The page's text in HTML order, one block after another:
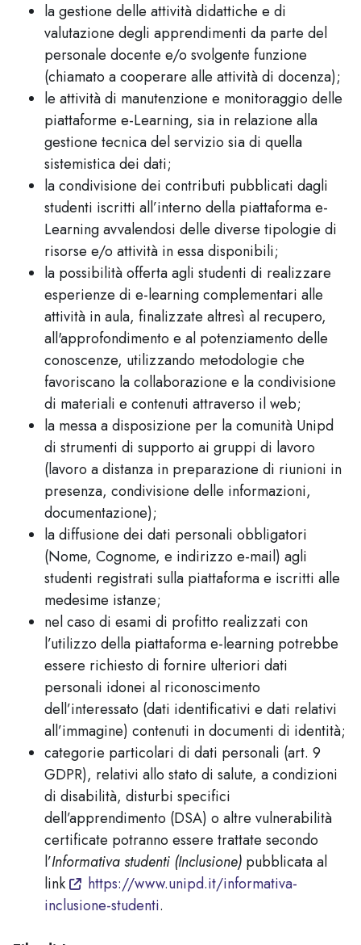
la gestione delle attività didattiche e di
valutazione degli apprendimenti da parte del
personale docente e/o svolgente funzione
(chiamato a cooperare alle attività di docenza);
le attività di manutenzione e monitoraggio delle
piattaforme e-Learning, sia in relazione alla
gestione tecnica del servizio sia di quella
sistemistica dei dati;
la condivisione dei contributi pubblicati dagli
studenti iscritti all’interno della piattaforma e-
Learning avvalendosi delle diverse tipologie di
risorse e/o attività in essa disponibili;
la possibilità offerta agli studenti di realizzare
esperienze di e-learning complementari alle
attività in aula, finalizzate altresì al recupero,
all'approfondimento e al potenziamento delle
conoscenze, utilizzando metodologie che
favoriscano la collaborazione e la condivisione
di materiali e contenuti attraverso il web;
la messa a disposizione per la comunità Unipd
di strumenti di supporto ai gruppi di lavoro
(lavoro a distanza in preparazione di riunioni in
presenza, condivisione delle informazioni,
documentazione);
la diffusione dei dati personali obbligatori
(Nome, Cognome, e indirizzo e-mail) agli
studenti registrati sulla piattaforma e iscritti alle
medesime istanze;
nel caso di esami di profitto realizzati con
l’utilizzo della piattaforma e-learning potrebbe
essere richiesto di fornire ulteriori dati
personali idonei al riconoscimento
dell’interessato (dati identificativi e dati relativi
all’immagine) contenuti in documenti di identità;
categorie particolari di dati personali (art. 9
GDPR), relativi allo stato di salute, a condizioni
di disabilità, disturbi specifici
dell’apprendimento (DSA) o altre vulnerabilità
certificate potranno essere trattate secondo
l’Informativa studenti (Inclusione) pubblicata al
link
https://www.unipd.it/informativa-
inclusione-studenti.